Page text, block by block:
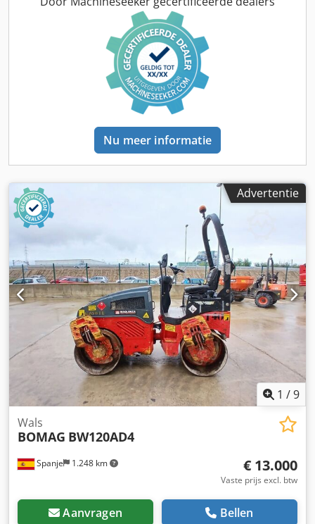
Hamm HD 10 Bouwjaar: 2006 Volgens teller: 4.356 uur 20,1
kW Deutz 2.450 kg Verkoopprijs: 8.800,-- netto Hamm HD
10 Bouwjaar: 2006 Csdozc Iyvjpfx Ahljrf Volgens teller:
7.771 uur 20,1 kW Deutz 2.450 kg Verkoopprijs: 8.800,--
netto Ook voordelige levering mogelijk!
Nu meer informatie
Advertentie
1 /9
Spanje 1.248 km
Wals
BOMAG BW120AD4
€ 13.000
Vaste prijs excl. btw
Aanvragen Bellen